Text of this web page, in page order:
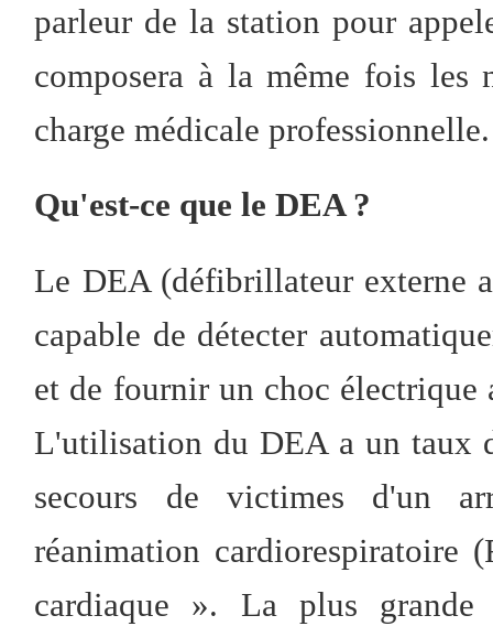
parleur de la station pour
composera à la même fois les
charge médicale professionnelle.
Qu'est-ce que le DEA ?
Le DEA (défibrillateur externe
capable de détecter
et de fournir un choc
L'utilisation du DEA a un taux
secours de victimes d'un
réanimation cardiorespiratoire
cardiaque ». La plus